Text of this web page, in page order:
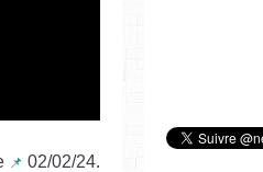
📌 02/02/24.